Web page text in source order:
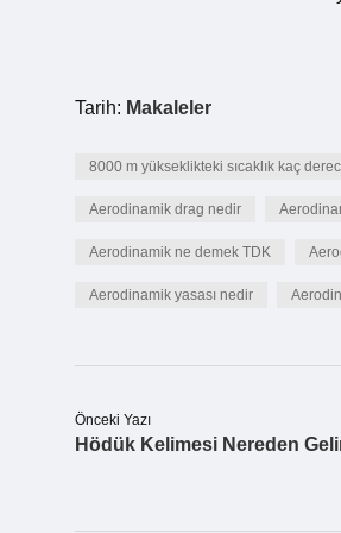
Tarih: Makaleler
8000 m yükseklikteki sıcaklık kaç
Aerodinamik drag nedir
Aerodinamik ne demek TDK
Aerodinamik yasası nedir
Önceki Yazı
Hödük Kelimesi Nereden